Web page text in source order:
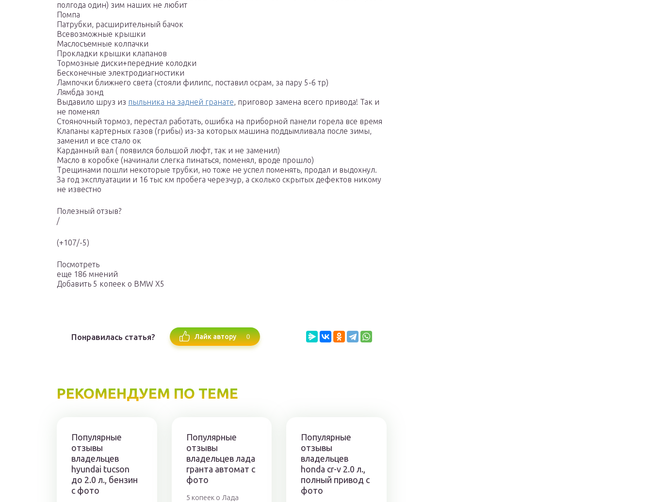
полгода один) зим наших не любит
Помпа
Патрубки, расширительный бачок
Всевозможные крышки
Маслосъемные колпачки
Прокладки крышки клапанов
Тормозные диски+передние колодки
Бесконечные электродиагностики
Лампочки ближнего света (стояли филипс, поставил осрам, за пару 5-6 тр)
Лямбда зонд
Выдавило шруз из пыльника на задней гранате, приговор замена всего привода! Так и
не поменял
Стояночный тормоз, перестал работать, ошибка на приборной панели горела все время
Клапаны картерных газов (грибы) из-за которых машина поддымливала после зимы,
заменил и все стало ок
Карданный вал ( появился большой люфт, так и не заменил)
Масло в коробке (начинали слегка пинаться, поменял, вроде прошло)
Трещинами пошли некоторые трубки, но тоже не успел поменять, продал и выдохнул.
За год эксплуатации и 16 тыс км пробега черезчур, а сколько скрытых дефектов никому
не известно
Полезный отзыв?
/
(+107/-5)
Посмотреть
еще 186 мнений
Добавить 5 копеек о BMW X5
Понравилась статья? Лайк автору 0
РЕКОМЕНДУЕМ ПО ТЕМЕ
Популярные
отзывы
владельцев
hyundai tucson
до 2.0 л., бензин
с фото
Популярные
отзывы
владельцев лада
гранта автомат с
фото
5 копеек о Лада
Популярные
отзывы
владельцев
honda cr-v 2.0 л.,
полный привод с
фото